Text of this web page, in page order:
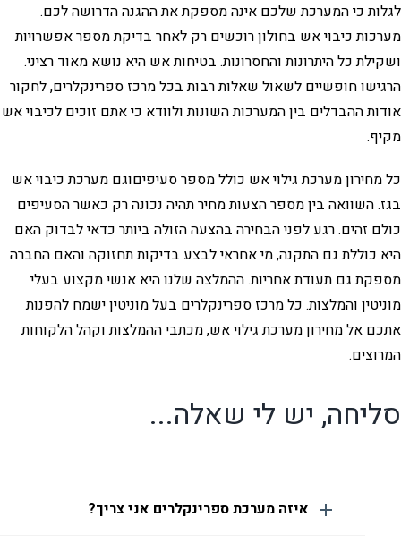
לגלות כי המערכת שלכם אינה מספקת את ההגנה הדרושה לכם.
מערכות כיבוי אש בחולון רוכשים רק לאחר בדיקת מספר אפשרויות
ושקילת כל היתרונות והחסרונות. בטיחות אש היא נושא מאוד רציני.
הרגישו חופשיים לשאול שאלות רבות בכל מרכז ספרינקלרים, לחקור
אודות ההבדלים בין המערכות השונות ולוודא כי אתם זוכים לכיבוי אש
מקיף.
כל מחירון מערכת גילוי אש כולל מספר סעיפיםוגם מערכת כיבוי אש
בגז. השוואה בין מספר הצעות מחיר תהיה נכונה רק כאשר הסעיפים
כולם זהים. רגע לפני הבחירה בהצעה הזולה ביותר כדאי לבדוק האם
היא כוללת גם התקנה, מי אחראי לבצע בדיקות תחזוקה והאם החברה
מספקת גם תעודת אחריות. ההמלצה שלנו היא אנשי מקצוע בעלי
מוניטין והמלצות. כל מרכז ספרינקלרים בעל מוניטין ישמח להפנות
אתכם אל מחירון מערכת גילוי אש, מכתבי ההמלצות וקהל הלקוחות
המרוצים.
סליחה, יש לי שאלה...
איזה מערכת ספרינקלרים אני צריך?